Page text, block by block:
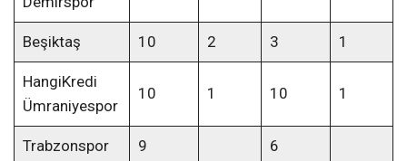
Beşiktaş 10 2 3 1
HangiKredi
Ümraniyespor
10 1 10 1
Trabzonspor 9 6